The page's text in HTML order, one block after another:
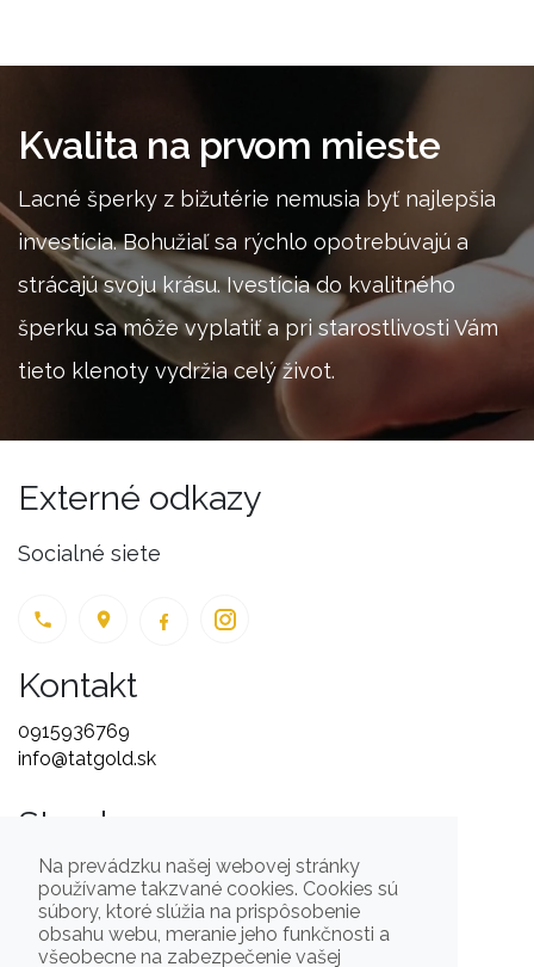
Na prevádzku našej webovej stránky
používame takzvané cookies. Cookies sú
súbory, ktoré slúžia na prispôsobenie
obsahu webu, meranie jeho funkčnosti a
všeobecne na zabezpečenie vašej
Kvalita na prvom mieste
Lacné šperky z bižutérie nemusia byť najlepšia
investícia. Bohužiaľ sa rýchlo opotrebúvajú a
strácajú svoju krásu. Ivestícia do kvalitného
šperku sa môže vyplatiť a pri starostlivosti Vám
tieto klenoty vydržia celý život.
Externé odkazy
Socialné siete
Stranky
Úvod
Novinky
Šperky
O nás
Výroba a oprava šperkov
Blog
Kontakt
Cena striebra
Kontakt
0915936769
info@tatgold.sk